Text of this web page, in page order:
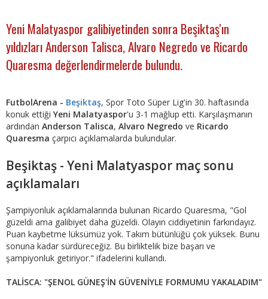
Yeni Malatyaspor galibiyetinden sonra Beşiktaş'ın
yıldızları Anderson Talisca, Alvaro Negredo ve Ricardo
Quaresma değerlendirmelerde bulundu.
FutbolArena - Beşiktaş, Spor Toto Süper Lig'in 30. haftasında
konuk ettiği Yeni Malatyaspor'u 3-1 mağlup etti. Karşılaşmanın
ardından Anderson Talisca, Alvaro Negredo ve Ricardo
Quaresma çarpıcı açıklamalarda bulundular.
Beşiktaş - Yeni Malatyaspor maç sonu
açıklamaları
Şampiyonluk açıklamalarında bulunan Ricardo Quaresma, "Gol
güzeldi ama galibiyet daha güzeldi. Olayın ciddiyetinin farkındayız.
Puan kaybetme lüksümüz yok. Takım bütünlüğü çok yüksek. Bunu
sonuna kadar sürdüreceğiz. Bu birliktelik bize başarı ve
şampiyonluk getiriyor." ifadelerini kullandı.
TALİSCA: "ŞENOL GÜNEŞ'İN GÜVENİYLE FORMUMU YAKALADIM"